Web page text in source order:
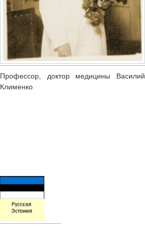
Профессор, доктор медицины Василий
Клименко